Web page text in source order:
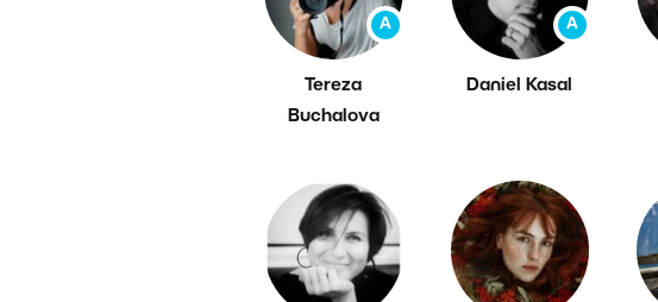
A
Tereza
Buchalova
A
Daniel Kasal